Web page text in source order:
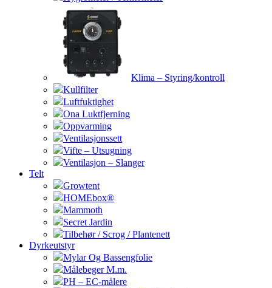
Klima – Styring/kontroll
Kullfilter
Luftfuktighet
Ona Luktfjerning
Oppvarming
Ventilasjonssett
Vifte – Utsugning
Ventilasjon – Slanger
Telt
Growtent
HOMEbox®
Mammoth
Secret Jardin
Tilbehør / Scrog / Plantenett
Dyrkeutstyr
Mylar Og Bassengfolie
Målebeger M.m.
PH – EC-målere